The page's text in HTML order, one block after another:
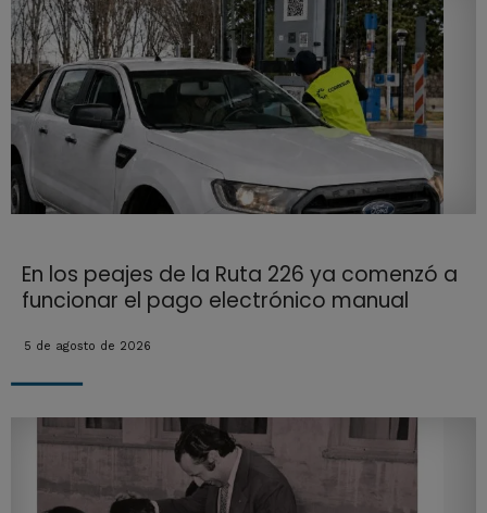
En los peajes de la Ruta 226 ya comenzó a
funcionar el pago electrónico manual
5 de agosto de 2026